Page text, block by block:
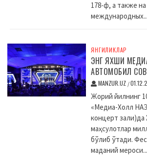
178-ф, а также
международных...
ЯНГИЛИКЛАР
ЭНГ ЯХШИ
АВТОМОБИЛ
MANZUR.UZ /
Жорий йилнинг
«Медиа-Холл
концерт
маҳсулотлар
бўлиб ўтади.
маданий мероси...